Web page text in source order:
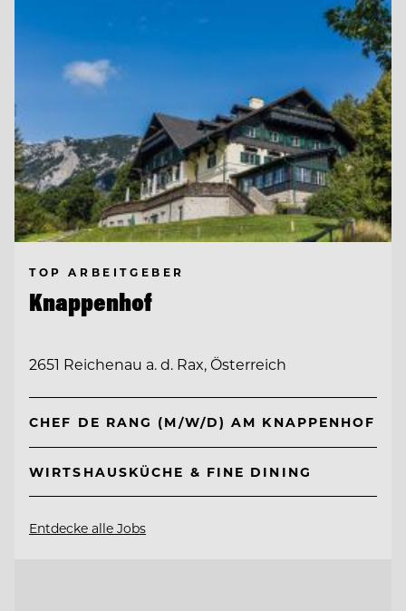
TOP ARBEITGEBER
Knappenhof
2651 Reichenau a. d. Rax, Österreich
CHEF DE RANG (M/W/D) AM KNAPPENHOF
WIRTSHAUSKÜCHE & FINE DINING
Entdecke alle Jobs